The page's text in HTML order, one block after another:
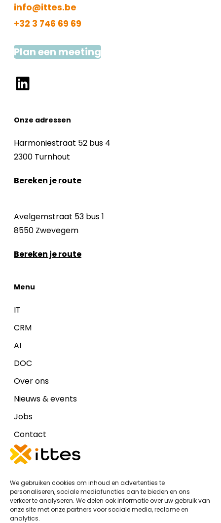
We gebruiken cookies om inhoud en advertenties te
personaliseren, sociale mediafuncties aan te bieden en ons
verkeer te analyseren. We delen ook informatie over uw gebruik van
onze site met onze partners voor sociale media, reclame en
analytics.
info@ittes.be
+32 3 746 69 69
Plan een meeting
Onze adressen
Harmoniestraat 52 bus 4
2300 Turnhout
Bereken je route
Avelgemstraat 53 bus 1
8550 Zwevegem
Bereken je route
Menu
IT
CRM
AI
DOC
Over ons
Nieuws & events
Jobs
Contact
Cookiebeleid (EU)
Algemene voorwaarden Ittes IT